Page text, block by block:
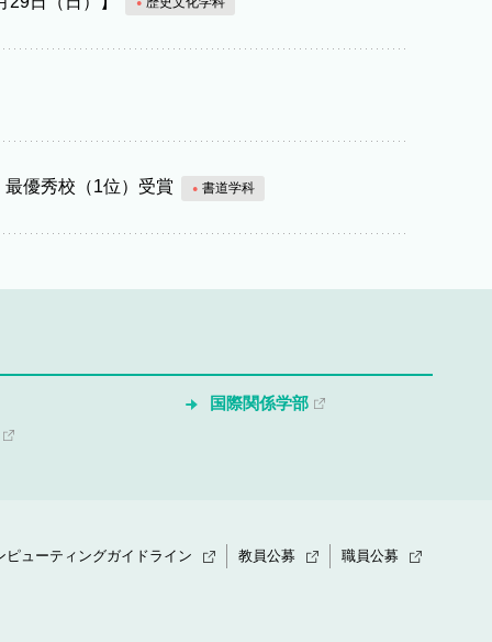
優秀校（1位）受賞 書道学科
国際関係学部
ピューティングガイドライン 教員公募 職員公募